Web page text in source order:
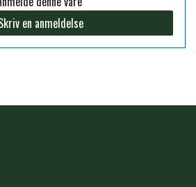
EQUINE TRANSPORT
EQUINE KØLETERAPI
GROOMING & STALD
EQUESTIAN
en anmeldelse